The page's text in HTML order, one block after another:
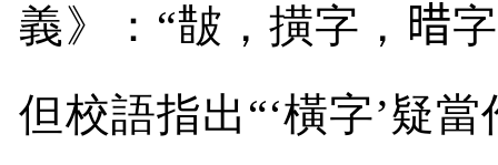
義》：“皵，撗字， 𣈏
但校語指出“‘橫字’疑當